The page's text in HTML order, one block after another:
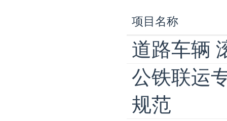
项目名称
道路车辆
公铁联运
规范